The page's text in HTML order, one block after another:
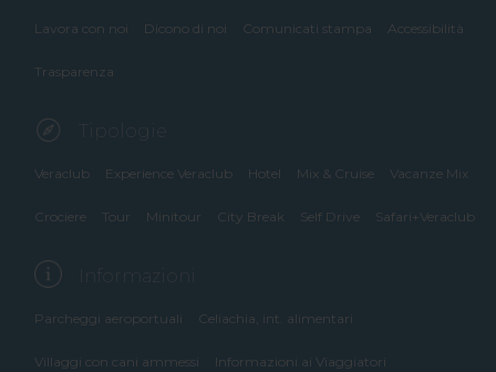
Lavora con noi Dicono di noi Comunicati stampa Accessibilità
Trasparenza
Tipologie
Veraclub Experience Veraclub Hotel Mix & Cruise Vacanze Mix
Crociere Tour Minitour City Break Self Drive Safari+Veraclub
Informazioni
Parcheggi aeroportuali Celiachia, int. alimentari
Villaggi con cani ammessi Informazioni ai Viaggiatori